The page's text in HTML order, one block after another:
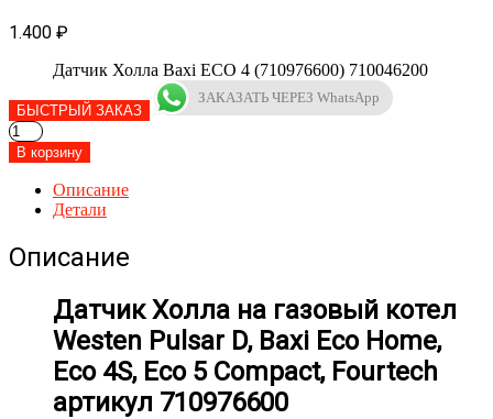
1.400 ₽
Датчик Холла Baxi ECO 4 (710976600) 710046200
БЫСТРЫЙ ЗАКАЗ
ЗАКАЗАТЬ ЧЕРЕЗ WhatsApp
Количество
товара
Датчик
Холла
Baxi
Eco
4S,
Сompact
710976600
В корзину
Описание
Детали
Описание
Датчик Холла на газовый котел
Westen Pulsar D, Baxi Eco Home,
Eco 4S, Eco 5 Сompact, Fourtech
артикул 710976600